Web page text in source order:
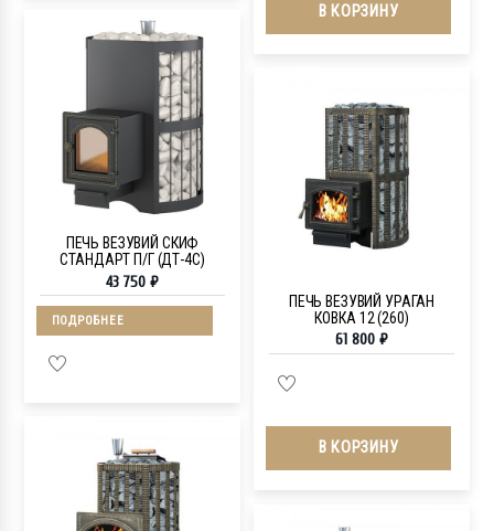
В КОРЗИНУ
ПЕЧЬ ВЕЗУВИЙ СКИФ
СТАНДАРТ П/Г (ДТ-4С)
43 750 ₽
ПОДРОБНЕЕ
ПЕЧЬ ВЕЗУВИЙ УРАГАН
КОВКА 12 (260)
61 800 ₽
В КОРЗИНУ